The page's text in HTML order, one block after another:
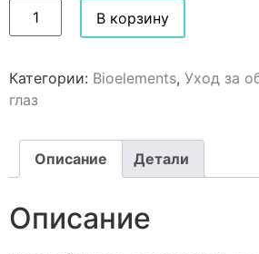
В корзину
Категории: Bioelements, Уход за
глаз
Описание Детали
Описание